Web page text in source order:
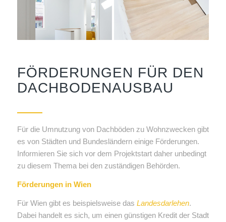
FÖRDERUNGEN FÜR DEN
DACHBODENAUSBAU
Für die Umnutzung von Dachböden zu Wohnzwecken gibt
es von Städten und Bundesländern einige Förderungen.
Informieren Sie sich vor dem Projektstart daher unbedingt
zu diesem Thema bei den zuständigen Behörden.
Förderungen in Wien
Für Wien gibt es beispielsweise das Landesdarlehen.
Dabei handelt es sich, um einen günstigen Kredit der Stadt